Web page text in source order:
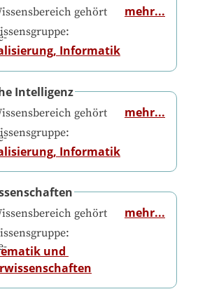
gehört
Informatik
mehr...
Intelligenz
gehört
Informatik
mehr...
gehört
und
mehr...